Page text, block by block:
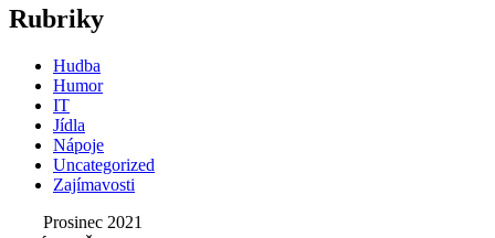
Rubriky
Hudba
Humor
IT
Jídla
Nápoje
Uncategorized
Zajímavosti
Prosinec 2021